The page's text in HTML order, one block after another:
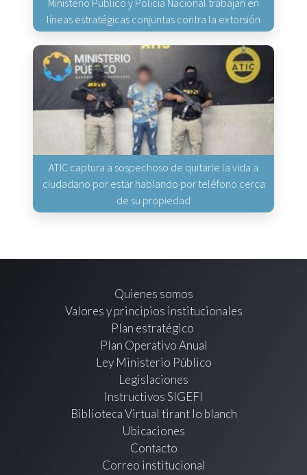
Ministerio Público y Policía Nacional trabajan en
líneas estratégicas conjuntas contra la extorsión
ATIC captura a sospechoso de quitarle la vida a
ciudadano por estar hablando por teléfono cerca
de su propiedad
Quienes somos
Valores y principios institucionales
Plan estratégico
Plan Operativo Anual
Ley Ministerio Público
Legislaciones
Instructivos SIGEFI
Biblioteca Virtual tirant lo blanch
Ubicaciones
Contacto
Correo institucional